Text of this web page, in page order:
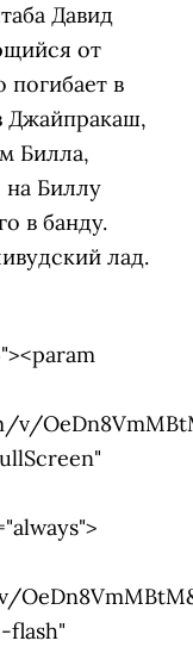
Давид
от
в
Джайпракаш,
Билла,
на Биллу
в банду.
лад.
flash"